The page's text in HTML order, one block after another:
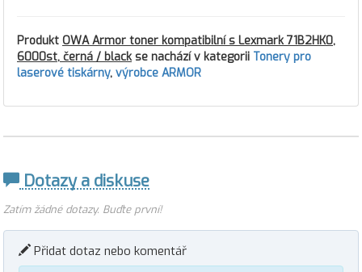
Produkt OWA Armor toner kompatibilní s Lexmark 71B2HK0,
6000st, černá / blackse nachází v kategorii Tonery pro
laserové tiskárny, výrobce ARMOR
Dotazy a diskuse
Zatím žádné dotazy. Buďte první!
Přidat dotaz nebo komentář